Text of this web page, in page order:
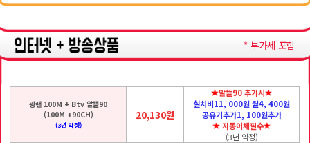
* 부가세 포함
광랜 100M + Btv 알뜰90
(100M +90CH)
(3년 약정)
20,130원
알뜰90 추가시
설치비11, 000원 월4, 400원
공유기추가1, 100원추가
자동이체필수
(3년 약정)